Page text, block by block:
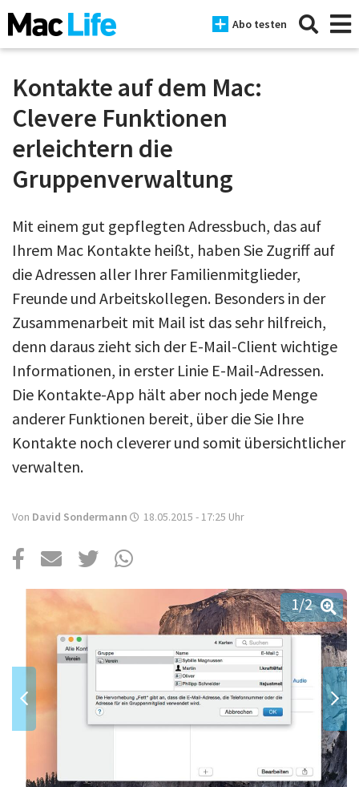
Abo testen
News
iPad
Tests
Tipps
Magazine
Über uns
Podcast
Mac Life+
Kontakte auf dem Mac:
Clevere Funktionen
erleichtern die
Gruppenverwaltung
Mit einem gut gepflegten Adressbuch, das auf
Ihrem Mac Kontakte heißt, haben Sie Zugriff auf
die Adressen aller Ihrer Familienmitglieder,
Freunde und Arbeitskollegen. Besonders in der
Zusammenarbeit mit Mail ist das sehr hilfreich,
denn daraus zieht sich der E-Mail-Client wichtige
Informationen, in erster Linie E-Mail-Adressen.
Die Kontakte-App hält aber noch jede Menge
anderer Funktionen bereit, über die Sie Ihre
Kontakte noch cleverer und somit übersichtlicher
verwalten.
Von David Sondermann 18.05.2015 - 17:25 Uhr
1/2